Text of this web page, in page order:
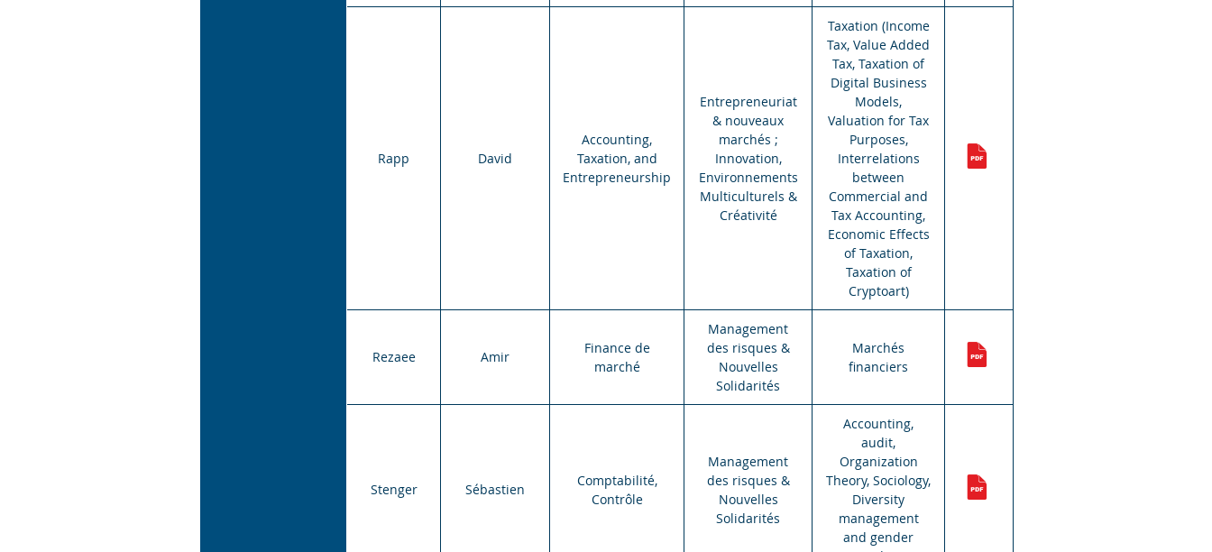
Rapp David
Accounting,
Taxation, and
Entrepreneurship
Entrepreneuriat
& nouveaux
marchés ;
Innovation,
Environnements
Multiculturels &
Créativité
Taxation (Income
Tax, Value Added
Tax, Taxation of
Digital Business
Models,
Valuation for Tax
Purposes,
Interrelations
between
Commercial and
Tax Accounting,
Economic Effects
of Taxation,
Taxation of
Cryptoart)
Rezaee Amir
Finance de
marché
Management
des risques &
Nouvelles
Solidarités
Marchés
financiers
Stenger Sébastien
Comptabilité,
Contrôle
Management
des risques &
Nouvelles
Solidarités
Accounting,
audit,
Organization
Theory, Sociology,
Diversity
management
and gender